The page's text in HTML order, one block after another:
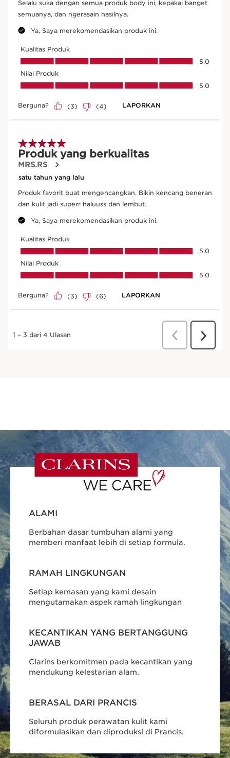
ALAMI
Berbahan dasar tumbuhan alami yang
memberi manfaat lebih di setiap formula.
RAMAH LINGKUNGAN
Setiap kemasan yang kami desain
mengutamakan aspek ramah lingkungan
KECANTIKAN YANG BERTANGGUNG
JAWAB
Clarins berkomitmen pada kecantikan yang
mendukung kelestarian alam.
BERASAL DARI PRANCIS
Seluruh produk perawatan kulit kami
diformulasikan dan diproduksi di Prancis.